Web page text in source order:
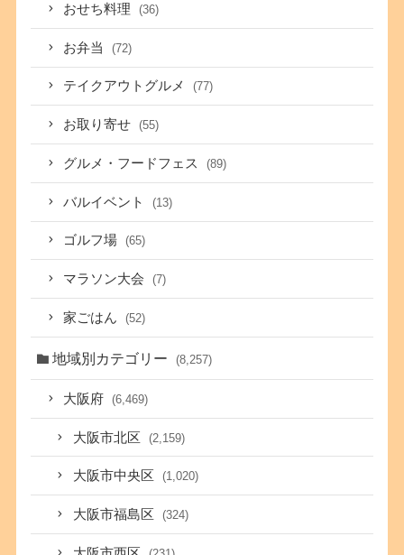
おせち料理 (36)
お弁当 (72)
テイクアウトグルメ (77)
お取り寄せ (55)
グルメ・フードフェス (89)
バルイベント (13)
ゴルフ場 (65)
マラソン大会 (7)
家ごはん (52)
地域別カテゴリー (8,257)
大阪府 (6,469)
大阪市北区 (2,159)
大阪市中央区 (1,020)
大阪市福島区 (324)